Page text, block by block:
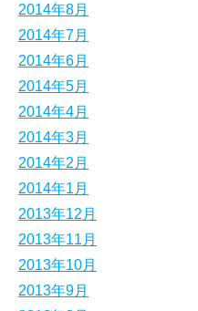
2014年8月
2014年7月
2014年6月
2014年5月
2014年4月
2014年3月
2014年2月
2014年1月
2013年12月
2013年11月
2013年10月
2013年9月